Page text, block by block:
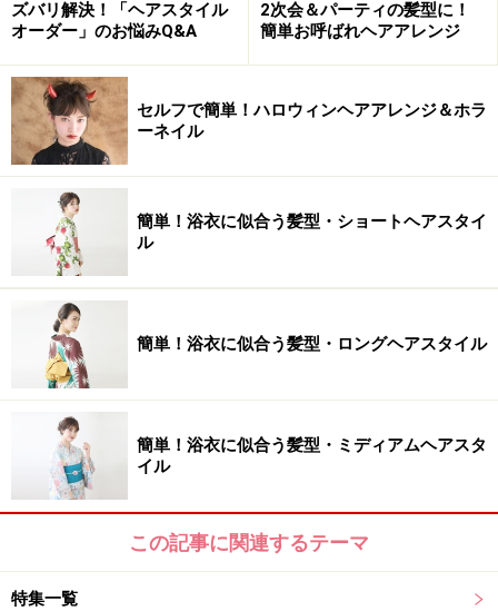
ズバリ解決！「ヘアスタイル
オーダー」のお悩みQ&A
2次会＆パーティの髪型に！
簡単お呼ばれヘアアレンジ
セルフで簡単！ハロウィンヘアアレンジ＆ホラ
ーネイル
簡単！浴衣に似合う髪型・ショートヘアスタイ
ル
簡単！浴衣に似合う髪型・ロングヘアスタイル
簡単！浴衣に似合う髪型・ミディアムヘアスタ
イル
この記事に関連するテーマ
特集一覧